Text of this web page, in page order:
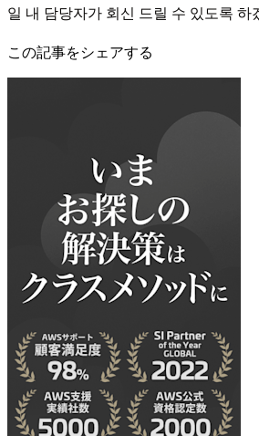
일 내 담당자가 회신 드릴 수 있도록 하
この記事をシェアする